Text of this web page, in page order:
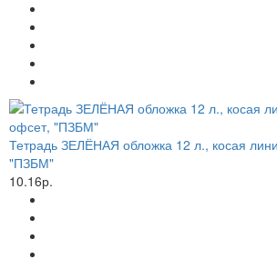
Тетрадь ЗЕЛЁНАЯ обложка 12 л., косая
"ПЗБМ"
10.16р.